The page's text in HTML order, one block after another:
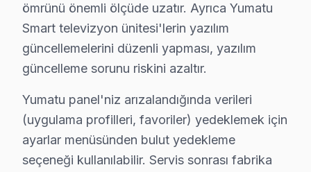
Smart görüntüleme sistemi Platform Sorunları: TV
Port ve Bağlantı Tamiri: HDMI, USB ve optik ses
» Şile genelinde mobil servis ekibimizle yerinde
Şile'de Yumatu TV Teknik müdahale
Şile'de Yumatu televizyon tamiri yaptırmadan önce
Teşhis ücretsiz. Cihazınızı inceledikten sonra arıza
Fiyatlar neye göre değişir: Arıza tipi, ekran boyutu ve
ömrünü önemli ölçüde uzatır. Ayrıca Yumatu
Smart televizyon ünitesi'lerin yazılım
güncellemelerini düzenli yapması, yazılım
güncelleme sorunu riskini azaltır.
Yumatu panel'niz arızalandığında verileri
(uygulama profilleri, favoriler) yedeklemek için
ayarlar menüsünden bulut yedekleme
seçeneği kullanılabilir. Servis sonrası fabrika